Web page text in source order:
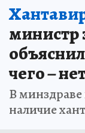
министр
чего –
В
наличие